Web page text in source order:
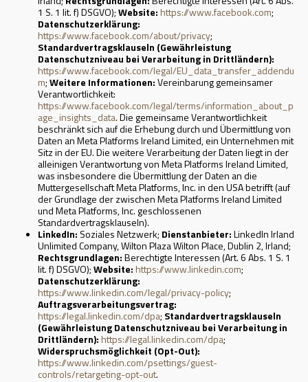
1 S. 1 lit. f) DSGVO);Website: https://www.facebook.com;
Datenschutzerklärung:
https://www.facebook.com/about/privacy;
Standardvertragsklauseln (Gewährleistung
Datenschutzniveau bei Verarbeitung in Drittländern):
https://www.facebook.com/legal/EU_data_transfer_addendu
m;Weitere Informationen:Vereinbarung gemeinsamer
Verantwortlichkeit:
https://www.facebook.com/legal/terms/information_about_p
age_insights_data. Die gemeinsame Verantwortlichkeit
beschränkt sich auf die Erhebung durch und Übermittlung von
Daten an Meta Platforms Ireland Limited, ein Unternehmen mit
Sitz in der EU. Die weitere Verarbeitung der Daten liegt in der
alleinigen Verantwortung von Meta Platforms Ireland Limited,
was insbesondere die Übermittlung der Daten an die
Muttergesellschaft Meta Platforms, Inc. in den USA betrifft (auf
der Grundlage der zwischen Meta Platforms Ireland Limited
und Meta Platforms, Inc. geschlossenen
Standardvertragsklauseln).
LinkedIn: Soziales Netzwerk; Dienstanbieter:LinkedIn Irland
Unlimited Company, Wilton Plaza Wilton Place, Dublin 2, Irland;
Rechtsgrundlagen:Berechtigte Interessen (Art. 6 Abs. 1 S. 1
lit. f) DSGVO);Website: https://www.linkedin.com;
Datenschutzerklärung:
https://www.linkedin.com/legal/privacy-policy;
Auftragsverarbeitungsvertrag:
https://legal.linkedin.com/dpa; Standardvertragsklauseln
(Gewährleistung Datenschutzniveau bei Verarbeitung in
Drittländern): https://legal.linkedin.com/dpa;
Widerspruchsmöglichkeit (Opt-Out):
https://www.linkedin.com/psettings/guest-
controls/retargeting-opt-out.